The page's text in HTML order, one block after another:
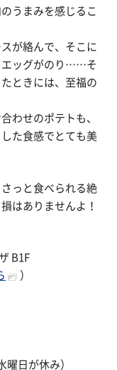
うまみを感じるこ
が絡んで、そこに
エッグがのり……そ
ときには、至福の
わせのポテトも、
た食感でとても美
っと食べられる絶
はありませんよ！
B1F
）
日が休み）